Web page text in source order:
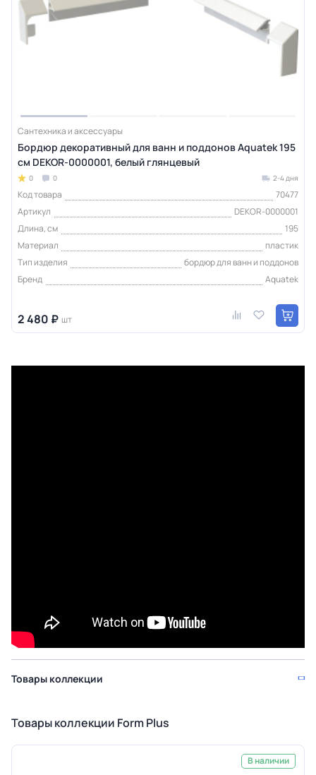
Сантехника и аксессуары
Бордюр декоративный для ванн и поддонов Aquatek 195
см DEKOR-0000001, белый глянцевый
0 0 2-4 дня
Код товара
70477
Артикул
DEKOR-0000001
Длина, см
195
Материал
пластик
Тип изделия
бордюр для ванн и поддонов
Бренд
Aquatek
2 480 ₽ шт
Товары коллекции
Товары коллекции Form Plus
В наличии